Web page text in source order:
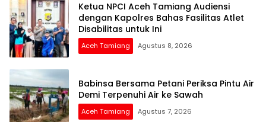
Ketua NPCI Aceh Tamiang Audiensi
dengan Kapolres Bahas Fasilitas Atlet
Disabilitas untuk Ini
Aceh Tamiang Agustus 8, 2026
Babinsa Bersama Petani Periksa Pintu Air
Demi Terpenuhi Air ke Sawah
Aceh Tamiang Agustus 7, 2026